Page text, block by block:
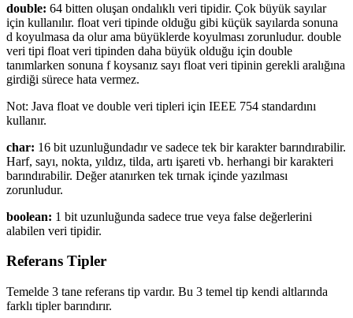
double: 64 bitten oluşan ondalıklı veri tipidir. Çok büyük sayılar
için kullanılır. float veri tipinde olduğu gibi küçük sayılarda sonuna
d koyulmasa da olur ama büyüklerde koyulması zorunludur. double
veri tipi float veri tipinden daha büyük olduğu için double
tanımlarken sonuna f koysanız sayı float veri tipinin gerekli aralığına
girdiği sürece hata vermez.
Not: Java float ve double veri tipleri için IEEE 754 standardını
kullanır.
char: 16 bit uzunluğundadır ve sadece tek bir karakter barındırabilir.
Harf, sayı, nokta, yıldız, tilda, artı işareti vb. herhangi bir karakteri
barındırabilir. Değer atanırken tek tırnak içinde yazılması
zorunludur.
boolean: 1 bit uzunluğunda sadece true veya false değerlerini
alabilen veri tipidir.
Referans Tipler
Temelde 3 tane referans tip vardır. Bu 3 temel tip kendi altlarında
farklı tipler barındırır.